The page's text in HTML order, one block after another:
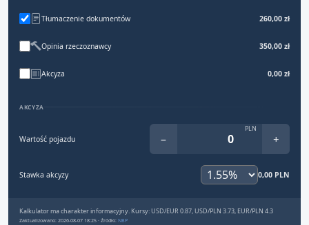
Tłumaczenie dokumentów 260,00 zł
Opinia rzeczoznawcy 350,00 zł
Akcyza 0,00 zł
AKCYZA
Wartość pojazdu −
PLN
+
Stawka akcyzy 0,00 PLN
Kalkulator ma charakter informacyjny. Kursy: USD/EUR 0.87, USD/PLN 3.73, EUR/PLN 4.3
Zaktualizowano: 2026-08-07 18:25 · Źródło: NBP